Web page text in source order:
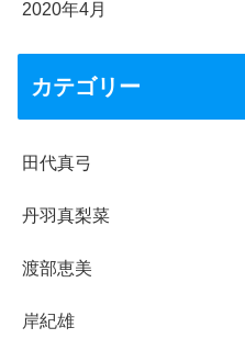
2020年4月
カテゴリー
田代真弓
丹羽真梨菜
渡部恵美
岸紀雄